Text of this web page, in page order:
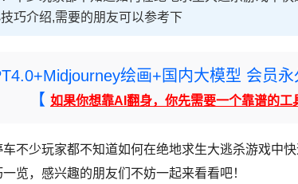
巧介绍,需要的朋友可以参考下
绘画+国内大模型 会员永
【 如果你想靠AI翻身，你先需要一个靠谱的工
少玩家都不知道如何在绝地求生大逃杀游戏中快
览，感兴趣的朋友们不妨一起来看看吧！